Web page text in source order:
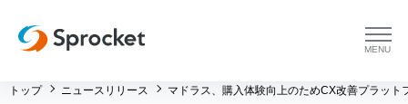
menu
トップ ニュースリリース マドラス、購入体験向上のためCX改善プラット